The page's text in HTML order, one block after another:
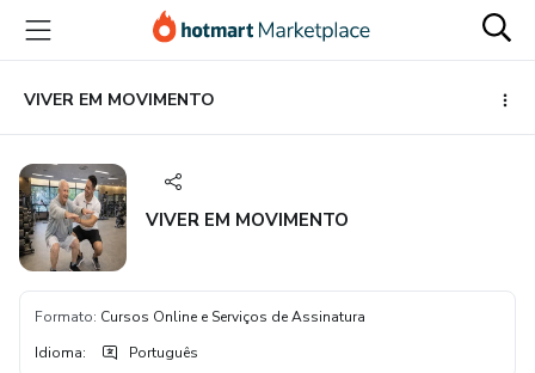
para
conteúdo
principal
para
pagamento
para
rodapé
VIVER EM MOVIMENTO
VIVER EM MOVIMENTO
Formato: Cursos Online e Serviços de Assinatura
Idioma: Português